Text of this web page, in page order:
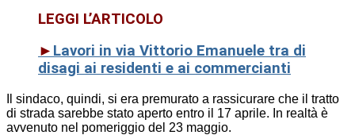
LEGGI L’ARTICOLO
► Lavori in via Vittorio Emanuele tra di
disagi ai residenti e ai commercianti
Il sindaco, quindi, si era premurato a rassicurare che il tratto
di strada sarebbe stato aperto entro il 17 aprile. In realtà è
avvenuto nel pomeriggio del 23 maggio.